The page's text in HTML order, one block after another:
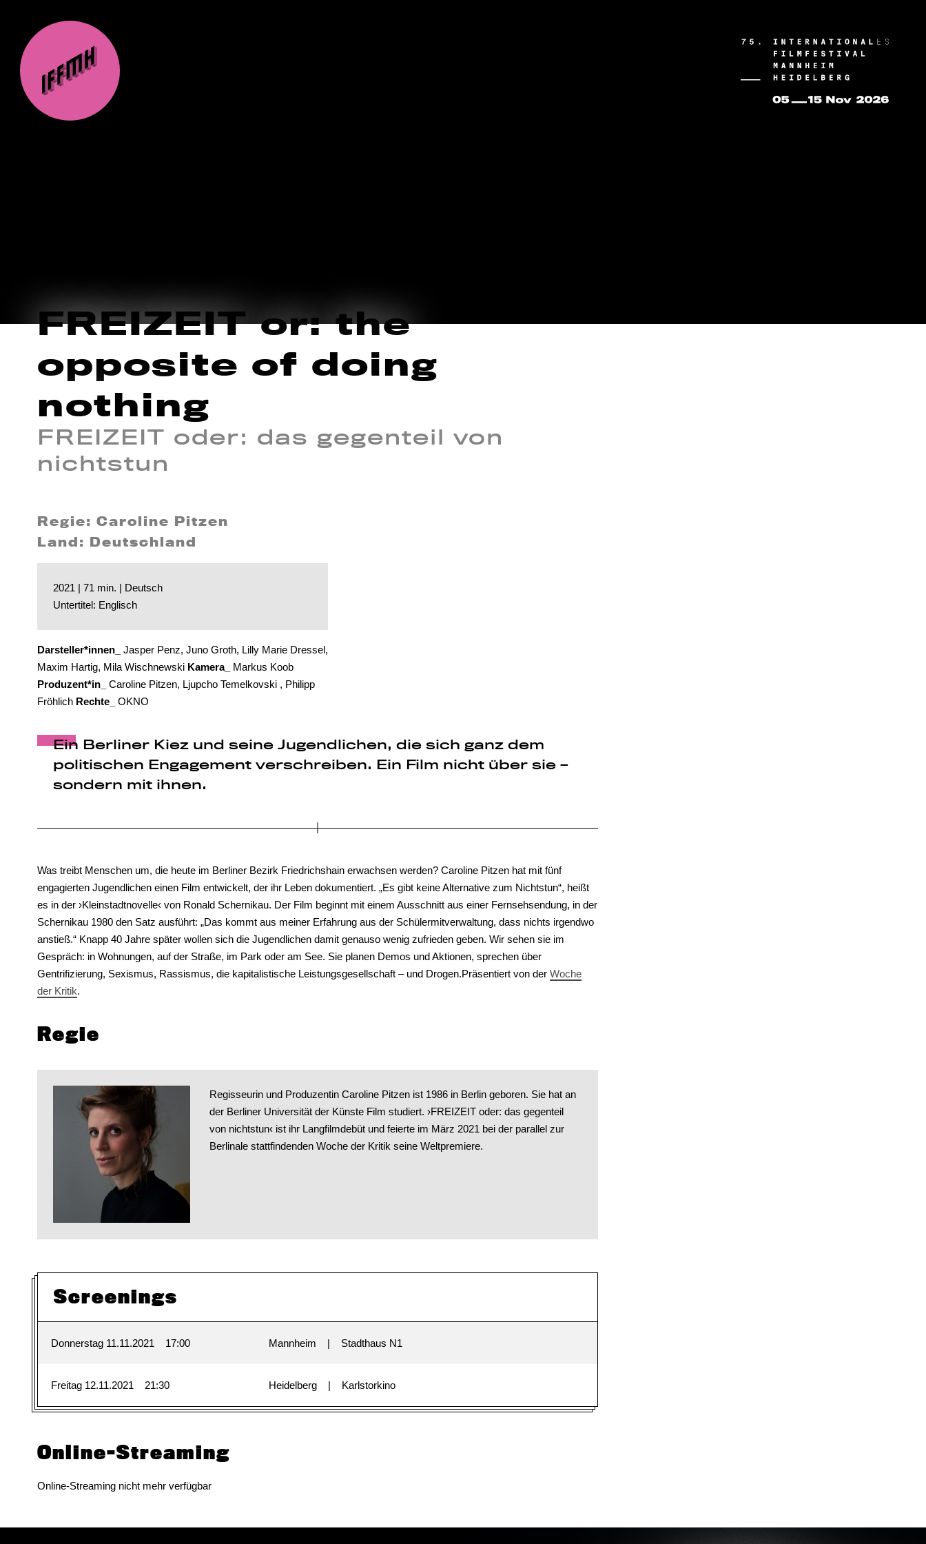
FREIZEIT or: the
opposite of doing
nothing
FREIZEIT oder: das gegenteil von
nichtstun
Regie: Caroline Pitzen
Land: Deutschland
2021 | 71 min. | Deutsch
Untertitel: Englisch
Darsteller*innen_
Jasper Penz, Juno Groth, Lilly Marie Dressel,
Maxim Hartig, Mila Wischnewski Kamera_
Markus Koob
Produzent*in_
Caroline Pitzen, Ljupcho Temelkovski , Philipp
Fröhlich Rechte_ OKNO
Ein Berliner Kiez und seine Jugendlichen, die sich ganz dem
politischen Engagement verschreiben. Ein Film nicht über sie –
sondern mit ihnen.
Was treibt Menschen um, die heute im Berliner Bezirk Friedrichshain erwachsen werden? Caroline Pitzen hat mit fünf
engagierten Jugendlichen einen Film entwickelt, der ihr Leben dokumentiert. „Es gibt keine Alternative zum Nichtstun“, heißt
es in der ›Kleinstadtnovelle‹ von Ronald Schernikau. Der Film beginnt mit einem Ausschnitt aus einer Fernsehsendung, in der
Schernikau 1980 den Satz ausführt: „Das kommt aus meiner Erfahrung aus der Schülermitverwaltung, dass nichts irgendwo
anstieß.“ Knapp 40 Jahre später wollen sich die Jugendlichen damit genauso wenig zufrieden geben. Wir sehen sie im
Gespräch: in Wohnungen, auf der Straße, im Park oder am See. Sie planen Demos und Aktionen, sprechen über
Gentrifizierung, Sexismus, Rassismus, die kapitalistische Leistungsgesellschaft – und Drogen.Präsentiert von der Woche
der Kritik.
Regie
Regisseurin und Produzentin Caroline Pitzen ist 1986 in Berlin geboren. Sie hat an
der Berliner Universität der Künste Film studiert. ›FREIZEIT oder: das gegenteil
von nichtstun‹ ist ihr Langfilmdebüt und feierte im März 2021 bei der parallel zur
Berlinale stattfindenden Woche der Kritik seine Weltpremiere.
Screenings
Donnerstag 11.11.2021 17:00 Mannheim Stadthaus N1
Freitag 12.11.2021 21:30 Heidelberg Karlstorkino
Online-Streaming
Online-Streaming nicht mehr verfügbar